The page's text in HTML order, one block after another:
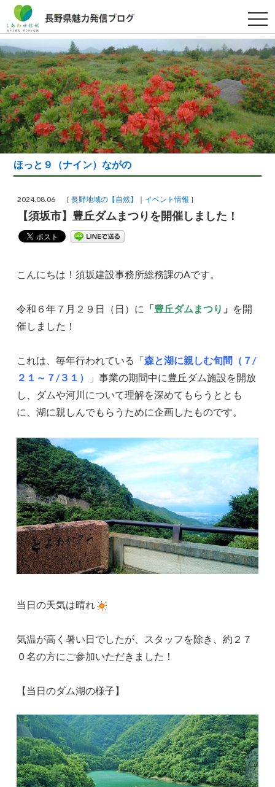
t
o
g
l
e
n
a
v
i
g
a
t
i
o
n
ほっと９（ナイン）ながの
2024.08.06 ［長野地域の【自然】 イベント情報 ］
【須坂市】豊丘ダムまつりを開催しました！
こんにちは！須坂建設事務所総務課のAです。
令和６年７月２９日（日）に 「豊丘ダムまつり 」 を開
催しました！
これは、毎年行われている「森と湖に親しむ旬間（７/
２１～７/３１）
」事業の期間中に豊丘ダム施設を開放
し、ダムや河川について理解を深めてもらうととも
に、湖に親しんでもらうために企画したものです。
当日の天気は晴れ
気温が高く暑い日でしたが、スタッフを除き、約２７
０名の方にご参加いただきました！
【当日のダム湖の様子】